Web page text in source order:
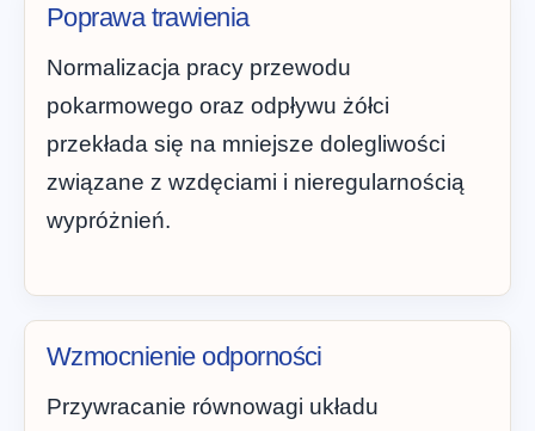
Poprawa trawienia
Normalizacja pracy przewodu
pokarmowego oraz odpływu żółci
przekłada się na mniejsze dolegliwości
związane z wzdęciami i nieregularnością
wypróżnień.
Wzmocnienie odporności
Przywracanie równowagi układu